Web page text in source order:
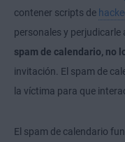
contener scripts de
personales y
spam de calendario, no
invitación. El spam de
la víctima para que
El spam de calendario